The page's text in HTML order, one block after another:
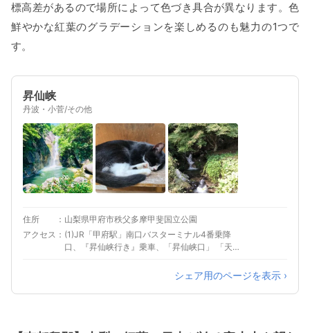
標高差があるので場所によって色づき具合が異なります。色
鮮やかな紅葉のグラデーションを楽しめるのも魅力の1つで
す。
昇仙峡
丹波・小菅/その他
住所
山梨県甲府市秩父多摩甲斐国立公園
アクセス
(1)JR「甲府駅」南口バスターミナル4番乗降
口、『昇仙峡行き』乗車、「昇仙峡口」 「天神
IC」から車で約３５分
シェア用のページを表示 ›